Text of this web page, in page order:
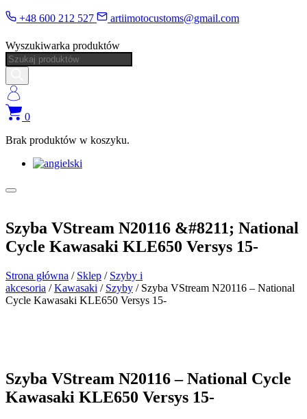
+48 600 212 527 artiimotocustoms@gmail.com
Wyszukiwarka produktów
0
Brak produktów w koszyku.
Szyba VStream N20116 &#8211; National
Cycle Kawasaki KLE650 Versys 15-
Strona główna / Sklep / Szyby i
akcesoria /Kawasaki / Szyby / Szyba VStream N20116 – National
Cycle Kawasaki KLE650 Versys 15-
Szyba VStream N20116 – National Cycle
Kawasaki KLE650 Versys 15-